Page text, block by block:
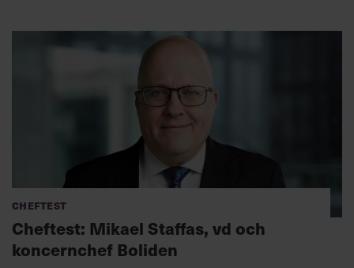
Cheftest
Cheftest: Mikael Staffas, vd och
koncernchef Boliden